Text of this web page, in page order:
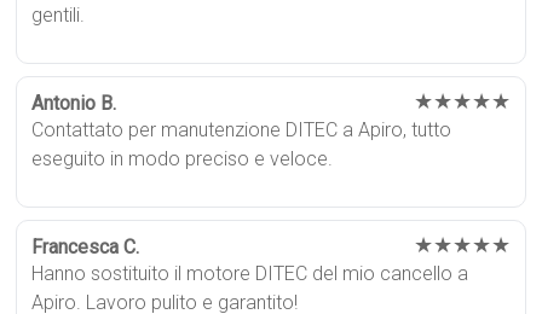
gentili.
Antonio B. ★★★★★
Contattato per manutenzione DITEC a Apiro, tutto
eseguito in modo preciso e veloce.
Francesca C. ★★★★★
Hanno sostituito il motore DITEC del mio cancello a
Apiro. Lavoro pulito e garantito!